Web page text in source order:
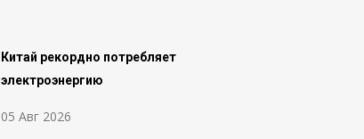
Китай рекордно потребляет
электроэнергию
05 Авг 2026